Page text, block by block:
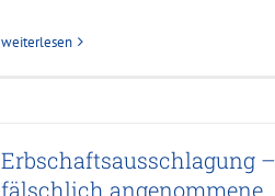
weiterlesen
Erbschaftsausschlagung –
fälschlich angenommene